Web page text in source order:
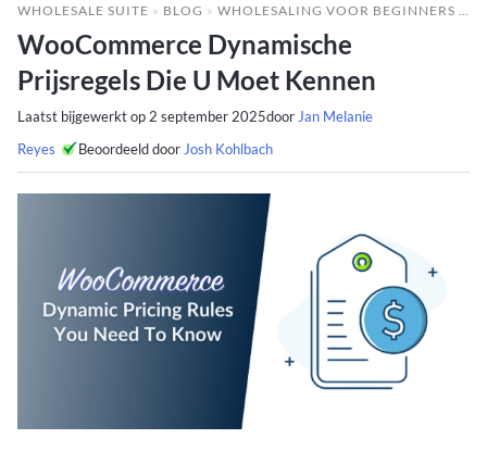
WHOLESALE SUITE » BLOG » WHOLESALING VOOR BEGINNERS
WooCommerce Dynamische
Prijsregels Die U Moet Kennen
Laatst bijgewerkt op 2 september 2025door Jan Melanie
Reyes
Beoordeeld door Josh Kohlbach